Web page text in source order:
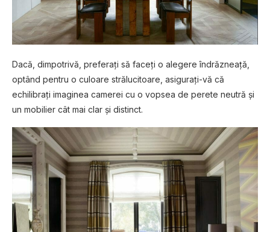
Dacă, dimpotrivă, preferați să faceți o alegere îndrăzneață,
optând pentru o culoare strălucitoare, asigurați-vă că
echilibrați imaginea camerei cu o vopsea de perete neutră și
un mobilier cât mai clar și distinct.